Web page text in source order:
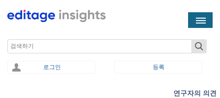
Search
로그인 등록
연구자의 의견